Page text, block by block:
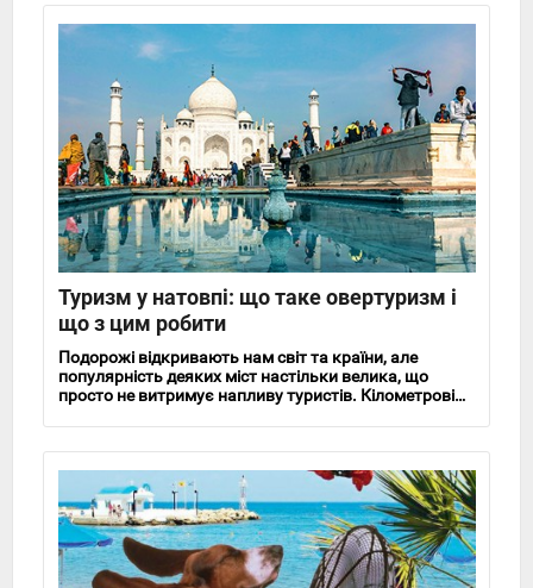
Туризм у натовпі: що таке овертуризм і
що з цим робити
Подорожі відкривають нам світ та країни, але
популярність деяких міст настільки велика, що
просто не витримує напливу туристів. Кілометрові